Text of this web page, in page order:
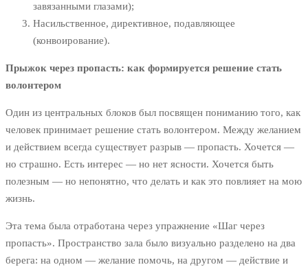
завязанными глазами);
Насильственное, директивное, подавляющее
(конвоирование).
Прыжок через пропасть: как формируется решение стать
волонтером
Один из центральных блоков был посвящен пониманию того, как
человек принимает решение стать волонтером. Между желанием
и действием всегда существует разрыв — пропасть. Хочется —
но страшно. Есть интерес — но нет ясности. Хочется быть
полезным — но непонятно, что делать и как это повлияет на мою
жизнь.
Эта тема была отработана через упражнение «Шаг через
пропасть». Пространство зала было визуально разделено на два
берега: на одном — желание помочь, на другом — действие и